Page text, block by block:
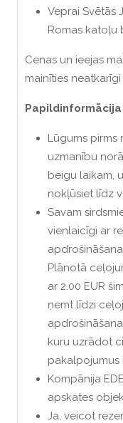
Veprai Svētās
Romas katoļu
Cenas un ieejas
mainīties
Lūgums pirms
uzmanību
beigu laikam,
nokļūsiet līdz
Savam
vienlaicīgi ar
Plānotā
ar 2.00 EUR
ņemt līdzi
kuru uzrādot
pakalpojumus
Kompānija
apskates
Ja, veicot